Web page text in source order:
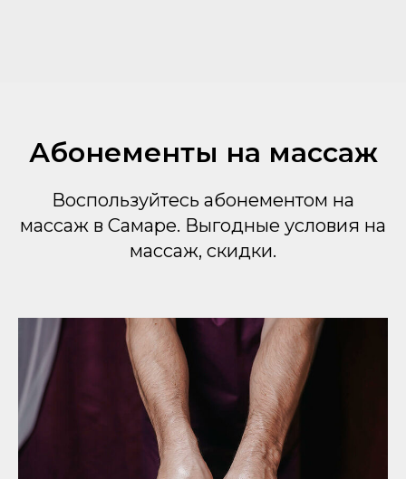
Абонементы на массаж
Воспользуйтесь абонементом на
массаж в Самаре. Выгодные условия на
массаж, скидки.